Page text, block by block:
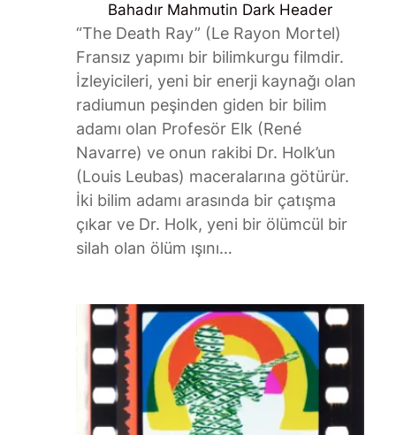
Bahadır Mahmutin Dark Header
“The Death Ray” (Le Rayon Mortel)
Fransız yapımı bir bilimkurgu filmdir.
İzleyicileri, yeni bir enerji kaynağı olan
radiumun peşinden giden bir bilim
adamı olan Profesör Elk (René
Navarre) ve onun rakibi Dr. Holk’un
(Louis Leubas) maceralarına götürür.
İki bilim adamı arasında bir çatışma
çıkar ve Dr. Holk, yeni bir ölümcül bir
silah olan ölüm ışını…